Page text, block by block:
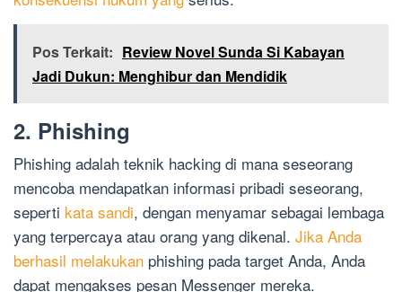
Pos Terkait: Review Novel Sunda Si Kabayan
Jadi Dukun: Menghibur dan Mendidik
2. Phishing
Phishing adalah teknik hacking di mana seseorang
mencoba mendapatkan informasi pribadi seseorang,
seperti kata sandi, dengan menyamar sebagai lembaga
yang terpercaya atau orang yang dikenal. Jika Anda
berhasil melakukan phishing pada target Anda, Anda
dapat mengakses pesan Messenger mereka.